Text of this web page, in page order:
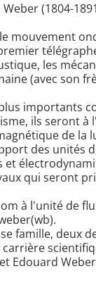
(1804-
mouvement
les
(avec son
importants
ils seront à
de la
des unités
et
qui seront
à l'unité de
famille, deux
Edouard